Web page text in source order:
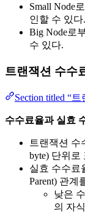
Small Node
인할 수 있다.
Big Node로
수 있다.
트랜잭션 수수
Section titled “
수수료율과 실효
트랜잭션 수
byte) 단위로
실효 수수료
Parent) 관계
낮은
의 자